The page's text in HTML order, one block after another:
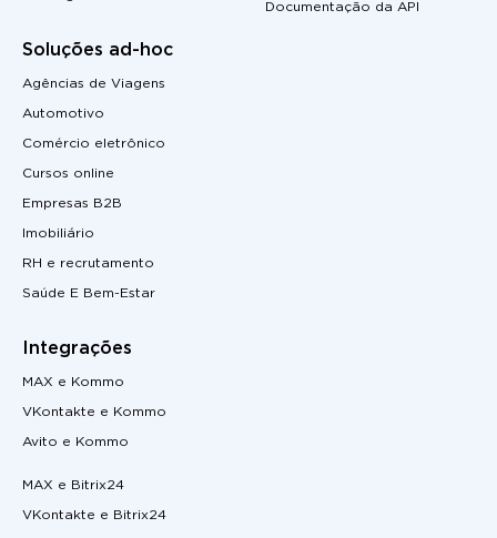
Soluções ad-hoc
Agências de Viagens
Automotivo
Comércio eletrônico
Cursos online
Empresas B2B
Imobiliário
RH e recrutamento
Saúde E Bem-Estar
Integrações
MAX e Kommo
VKontakte e Kommo
Avito e Kommo
MAX e Bitrix24
VKontakte e Bitrix24
Documentação da API